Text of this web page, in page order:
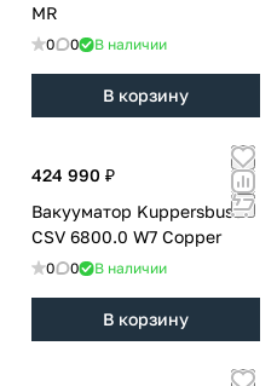
MR
0 0 В наличии
В корзину
424 990 ₽
Вакууматор Kuppersbusch
CSV 6800.0 W7 Copper
0 0 В наличии
В корзину